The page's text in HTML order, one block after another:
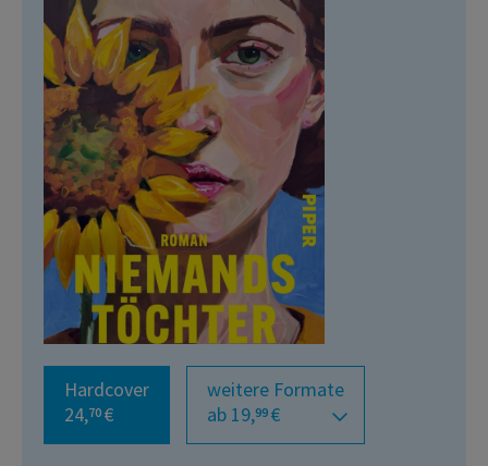
Hardcover
24,70 €
weitere Formate
ab 19,99 €